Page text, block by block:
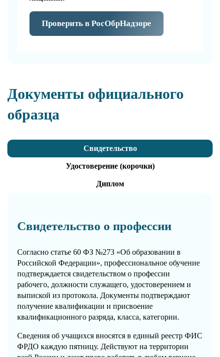
Проверить в РосОбрНадзоре
Документы официального
образца
Свидетельство
Удостоверение (корочки)
Диплом
Свидетельство о профессии
Согласно статье 60 ФЗ №273 «Об образовании в
Российской Федерации», профессиональное обучение
подтверждается свидетельством о профессии
рабочего, должности служащего, удостоверением и
выпиской из протокола. Документы подтверждают
получение квалификации и присвоение
квалификационного разряда, класса, категории.
Сведения об учащихся вносятся в единый реестр ФИС
ФРДО каждую пятницу. Действуют на территории